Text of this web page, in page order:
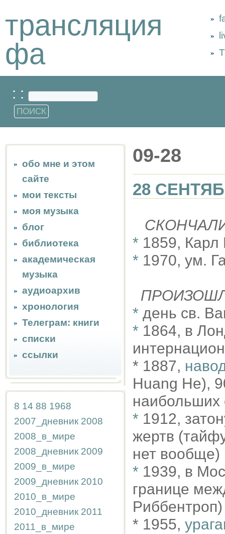
трансляция
фа
: :
обо мне и этом
сайте
мои тексты
моя музыка
блог
библиотека
академическая
музыка
аудиоархив
хронология
Телеграм: книги
списки
ссылки
8 14 88 1968
2007_дневник 2008
2008_в_мире
2008_дневник 2009
2009_в_мире
2009_дневник 2010
2010_в_мире
2010_дневник 2011
2011_в_мире
09-28
28
* 1859, Карл
* 1970, ум.
* день св.
* 1864, в
* 1887,
Huang He),
наибольших
* 1912,
жертв
нет вообще)
* 1939, в
границе
Риббентроп)
* 1955,